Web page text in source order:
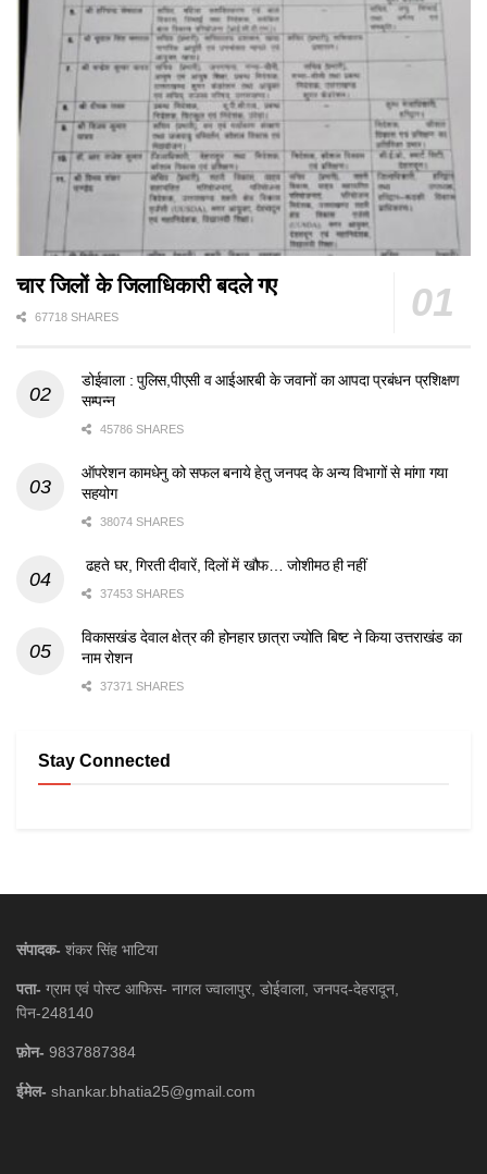
चार जिलों के जिलाधिकारी बदले गए
67718 SHARES
डोईवाला : पुलिस,पीएसी व आईआरबी के जवानों का आपदा प्रबंधन प्रशिक्षण
सम्पन्न
45786 SHARES
ऑपरेशन कामधेनु को सफल बनाये हेतु जनपद के अन्य विभागों से मांगा गया
सहयोग
38074 SHARES
ढहते घर, गिरती दीवारें, दिलों में खौफ… जोशीमठ ही नहीं
37453 SHARES
विकासखंड देवाल क्षेत्र की होनहार छात्रा ज्योति बिष्ट ने किया उत्तराखंड का
नाम रोशन
37371 SHARES
Stay Connected
संपादक- शंकर सिंह भाटिया
पता- ग्राम एवं पोस्ट आफिस- नागल ज्वालापुर, डोईवाला, जनपद-देहरादून,
पिन-248140
फ़ोन- 9837887384
ईमेल- shankar.bhatia25@gmail.com